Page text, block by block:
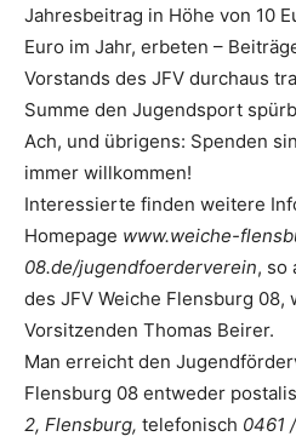
Jahresbeitrag in Höhe von 10
Euro im Jahr, erbeten –
Vorstands des JFV durchaus
Summe den Jugendsport
Ach, und übrigens: Spenden
immer willkommen!
Interessierte finden weitere
Homepage www.weiche-
08.de/jugendfoerderverein, so
des JFV Weiche Flensburg 08,
Vorsitzenden Thomas Beirer.
Man erreicht den
Flensburg 08 entweder
2, Flensburg, telefonisch 0461